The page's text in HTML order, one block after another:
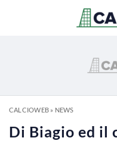
CALCIOWEB» NEWS
Di Biagio ed il